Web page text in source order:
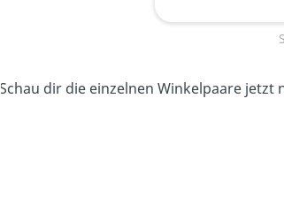
Schau dir die einzelnen Winkelpaare jetzt